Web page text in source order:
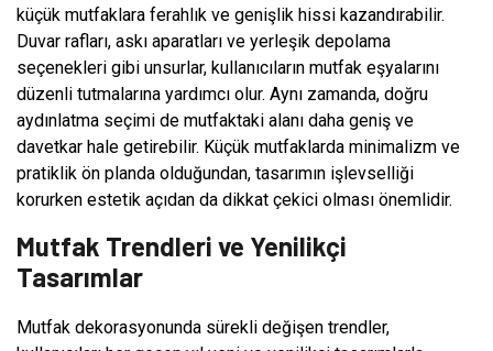
küçük mutfaklara ferahlık ve genişlik hissi kazandırabilir.
Duvar rafları, askı aparatları ve yerleşik depolama
seçenekleri gibi unsurlar, kullanıcıların mutfak eşyalarını
düzenli tutmalarına yardımcı olur. Aynı zamanda, doğru
aydınlatma seçimi de mutfaktaki alanı daha geniş ve
davetkar hale getirebilir. Küçük mutfaklarda minimalizm ve
pratiklik ön planda olduğundan, tasarımın işlevselliği
korurken estetik açıdan da dikkat çekici olması önemlidir.
Mutfak Trendleri ve Yenilikçi
Tasarımlar
Mutfak dekorasyonunda sürekli değişen trendler,